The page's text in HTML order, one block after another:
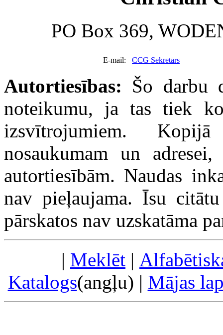
PO Box 369,
E-mail: CCG Sekretārs
Autortiesības: Šo darbu
noteikumu, ja tas tiek
izsvītrojumiem.
nosaukumam un
autortiesībām. Naudas
nav pieļaujama. Īsu
pārskatos nav uzskatāma
| Meklēt |
Katalogs(angļu) | Mājas